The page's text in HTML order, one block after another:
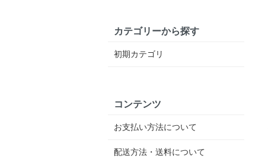
カテゴリーから探す
初期カテゴリ
コンテンツ
お支払い方法について
配送方法・送料について